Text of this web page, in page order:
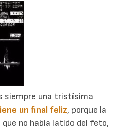
siempre una tristísima
un final feliz, porque la
que no había latido del feto,